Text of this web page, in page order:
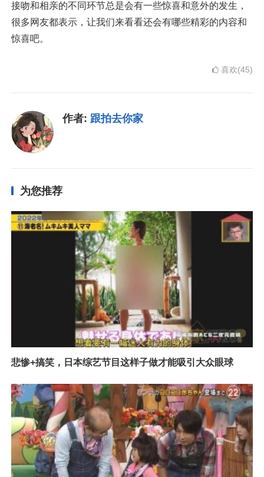
接吻和相亲的不同环节总是会有一些惊喜和意外的发生，
很多网友都表示，让我们来看看还会有哪些精彩的内容和
惊喜吧。
喜欢(45)
作者: 跟拍去你家
为您推荐
悲惨+搞笑，日本综艺节目这样子做才能吸引大众眼球